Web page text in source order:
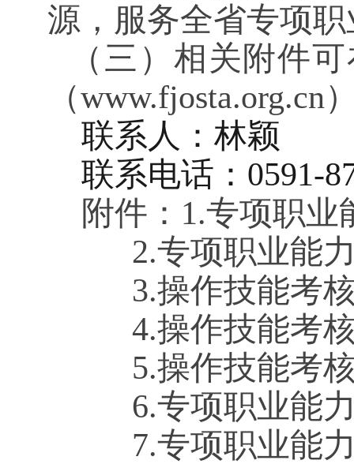
源，服务全省专项
（三） 相关附件
（www.fjosta.org.cn
联系人： 林颖
联系电话： 0591-
附件： 1.专项职业
2.专项职业能
3.操作技能考
4.操作技能考
5.操作技能考
6.专项职业能
7.专项职业能